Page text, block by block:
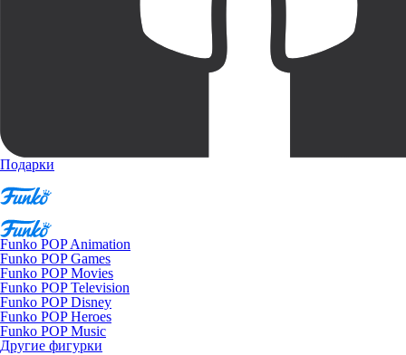
Подарки
Funko POP Animation
Funko POP Games
Funko POP Movies
Funko POP Television
Funko POP Disney
Funko POP Heroes
Funko POP Music
Другие фигурки